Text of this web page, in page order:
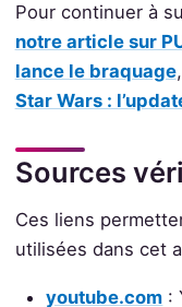
Pour continuer à
notre article sur
lance le braquage,
Star Wars :
Sources
Ces liens
utilisées dans cet
youtube.com :